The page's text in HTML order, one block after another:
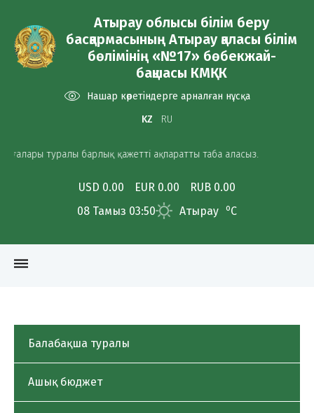
Атырау облысы білім беру
басқармасының Атырау қаласы білім
бөлімінің «№17» бөбекжай-
бақшасы КМҚК
Нашар көретіндерге арналған нұсқа
KZ
RU
туралы барлық қажетті ақпаратты таба аласыз.
USD 0.00 EUR 0.00
RUB 0.00
08 Тамыз 03:50
Атырау oC
dehaze
Балабақша туралы
Ашық бюджет